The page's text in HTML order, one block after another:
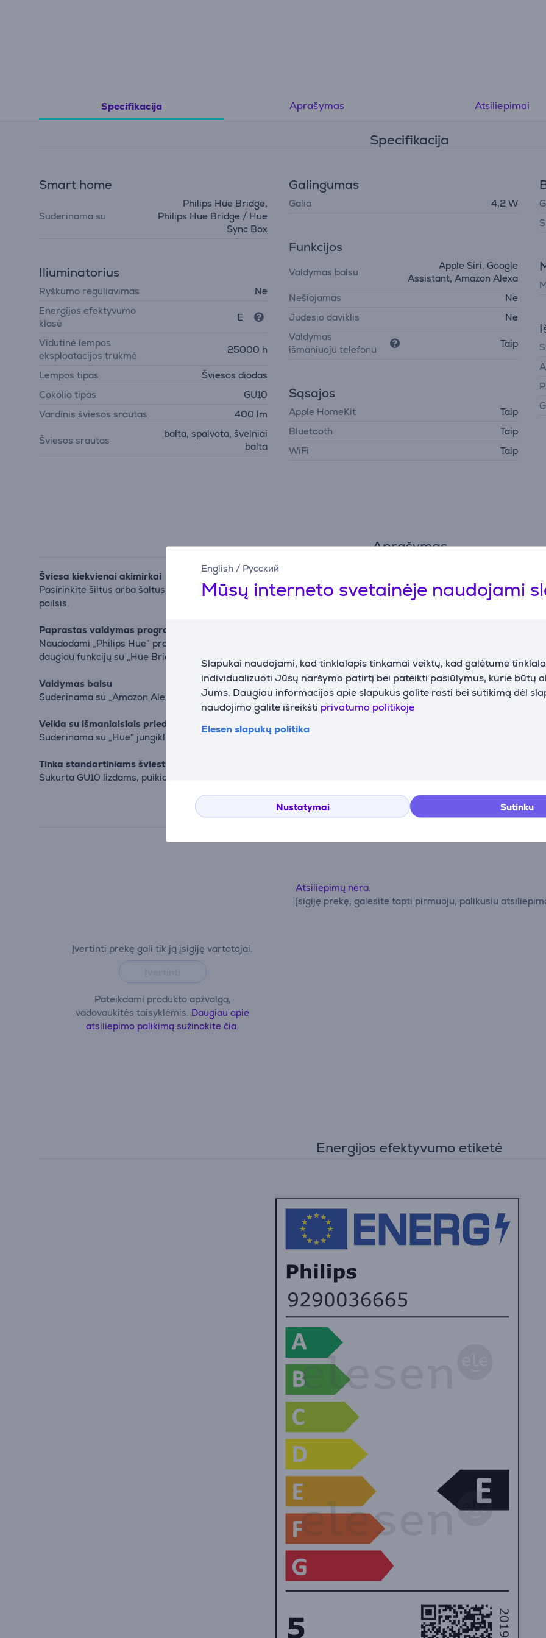
English / Русский
Mūsų interneto svetainėje naudojami
Slapukai naudojami, kad tinklalapis tinkamai veiktų, kad galėtume
individualizuoti Jūsų naršymo patirtį bei pateikti pasiūlymus, kurie būtų
Jums. Daugiau informacijos apie slapukus galite rasti bei sutikimą dėl
naudojimo galite išreikšti privatumo politikoje
Elesen slapukų politika
Nustatymai Sutinku
Specifikacija Aprašymas Atsiliepimai
Specifikacija
Smart home
Suderinama su
Philips Hue Bridge,
Philips Hue Bridge / Hue
Sync Box
Iliuminatorius
Ryškumo reguliavimas
Ne
Energijos efektyvumo
klasė
E
Vidutinė lempos
eksploatacijos trukmė
25000 h
Lempos tipas
Šviesos diodas
Cokolio tipas
GU10
Vardinis šviesos srautas
400 lm
Šviesos srautas
balta, spalvota, švelniai
balta
Galingumas
Galia 4,2 W
Funkcijos
Valdymas balsu
Apple Siri, Google
Assistant, Amazon Alexa
Nešiojamas
Ne
Judesio daviklis
Ne
Valdymas
išmaniuoju telefonu
Taip
Sąsajos
Apple HomeKit
Taip
Bluetooth
Taip
WiFi
Taip
Aprašymas
Šviesa kiekvienai akimirkai
Pasirinkite šiltus arba šaltus baltos spalvos tonus ir milijonus spalvų, kad sukurtumėte tinkamą
poilsis.
Paprastas valdymas programėle
Naudodami „Philips Hue“ programėlę galite įjungti/išjungti šviesas, reguliuoti ryškumą ir kurti individualizuotas
daugiau funkcijų su „Hue Bridge“.
Valdymas balsu
Suderinama su „Amazon Alexa“, „Google Assistant“ ir „Apple Siri“. Reguliuokite apšvietimą paprastomis balso
Veikia su išmaniaisiais priedais
Suderinama su „Hue“ jungikliais ir išmaniaisiais mygtukais, suteikiant papildomą valdymo galimybę nuo sienos ar
Tinka standartiniams šviestuvams
Sukurta GU10 lizdams, puikiai tinka lubų šviestuvams ir įleidžiamam apšvietimui—tiesiog įsukite ir pradėkite
Atsiliepimai
Įvertinti prekę gali tik ją įsigiję vartotojai.
Pateikdami produkto apžvalgą,
vadovaukitės taisyklėmis. Daugiau apie
atsiliepimo palikimą sužinokite čia.
Atsiliepimų nėra.
Įsigiję prekę, galėsite tapti pirmuoju, palikusiu
Energijos efektyvumo etiketė